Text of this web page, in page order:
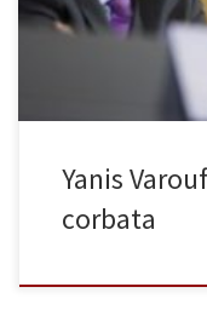
está llegando a eclipsar
Yanis
corbata